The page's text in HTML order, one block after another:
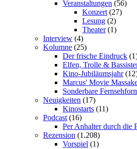
Veranstaltungen (56)
Konzert (27)
Lesung (2)
Theater(1)
Interview (4)
Kolumne (25)
Der frische Eindruck
Elfen, Trolle &
Kino-Jubiläumsjahr
Marcus' Movie
Sonderbare
Neuigkeiten (17)
Kinostarts (11)
Podcast (16)
Per Anhalter durch die
Rezension (1.208)
Vorspiel (1)